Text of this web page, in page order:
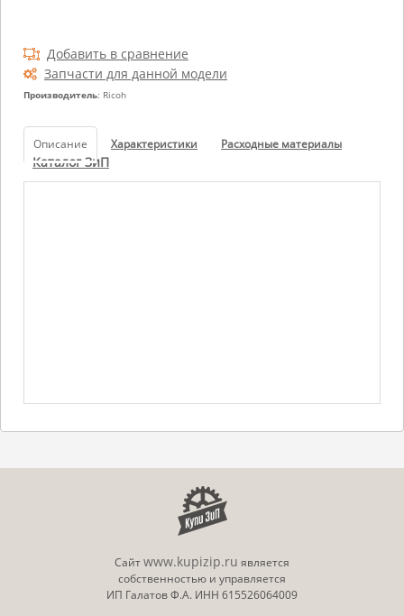
Добавить в сравнение
Запчасти для данной модели
Производитель: Ricoh
Описание Характеристики Расходные материалы
Каталог ЗиП
Сайтwww.kupizip.ru является
собственностью и управляется
ИП Галатов Ф.А. ИНН 615526064009